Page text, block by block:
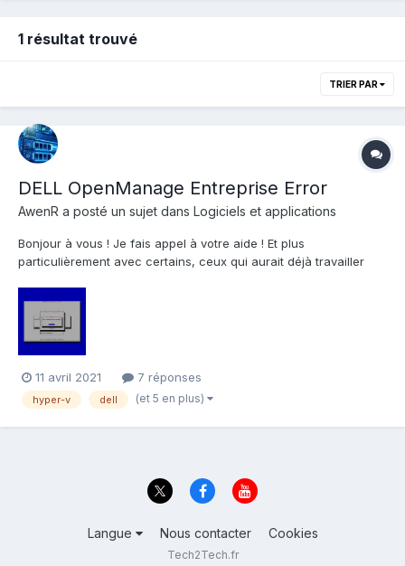
1 résultat trouvé
TRIER PAR
DELL OpenManage Entreprise Error
AwenR a posté un sujet dans Logiciels et applications
Bonjour à vous ! Je fais appel à votre aide ! Et plus
particulièrement avec certains, ceux qui aurait déjà travailler
Pour gérer l'hardware grâce à l'ID...
11 avril 2021 7 réponses
hyper-v dell (et 5 en plus)
Langue Nous contacter Cookies
Tech2Tech.fr